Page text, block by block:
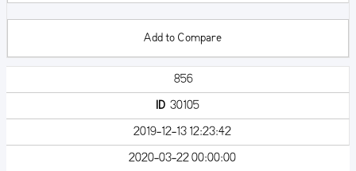
Add to Compare
856
ID 30105
2019-12-13 12:23:42
2020-03-22 00:00:00